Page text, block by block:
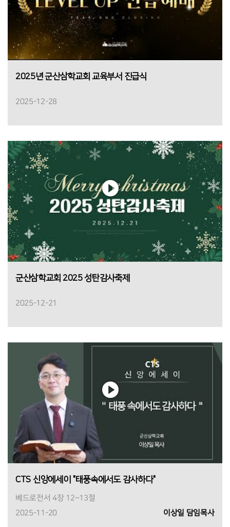
2025년 군산삼학교회 교육부서 진급식
2025-12-28
군산삼학교회 2025 성탄감사축제
2025-12-21
CTS 신앙에세이 "태풍속에서도 감사하다"
베드로전서 4장 12~13절
2025-11-20
이상일 담임목사